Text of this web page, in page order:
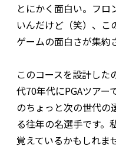
とにかく面白い。フ
いんだけど（笑）、こ
ゲームの面白さが集約
このコースを設計した
代70年代にPGAツアー
のちょっと次の世代の
る往年の名選手です。
覚えているかもしれま